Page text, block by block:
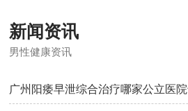
新闻资讯
男性健康资讯
广州阳痿早泄综合治疗哪家公立医